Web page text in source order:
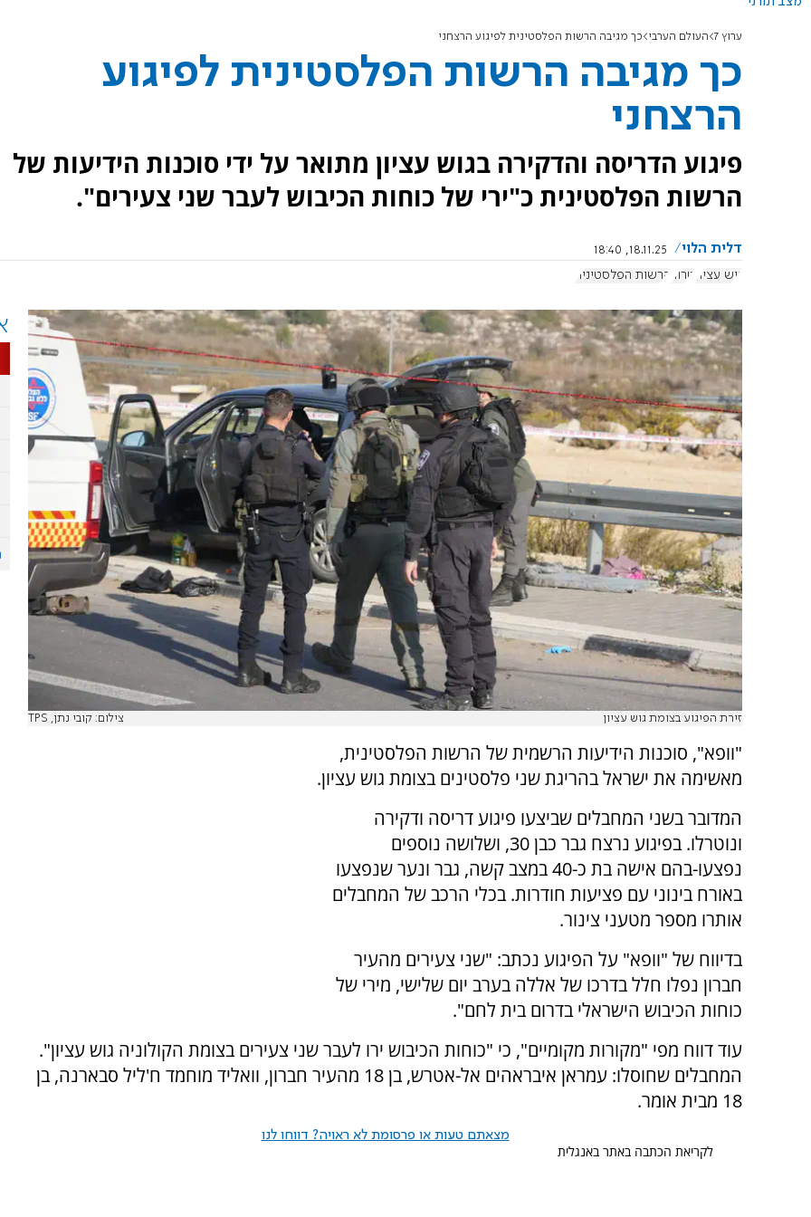
ערוץ 7 העולם הערבי כך מגיבה הרשות הפלסטינית לפיגוע הרצחני
כך מגיבה הרשות הפלסטינית לפיגוע
הרצחני
פיגוע הדריסה והדקירה בגוש עציון מתואר על ידי סוכנות הידיעות של
הרשות הפלסטינית כ"ירי של כוחות הכיבוש לעבר שני צעירים".
דלית הלוי
18.11.25, 18:40
גוש עציון
טרור הרשות הפלסטינית
זירת הפיגוע בצומת גוש עציון צילום: קובי נתן, TPS
"וופא", סוכנות הידיעות הרשמית של הרשות הפלסטינית,
מאשימה את ישראל בהריגת שני פלסטינים בצומת גוש עציון.
המדובר בשני המחבלים שביצעו פיגוע דריסה ודקירה
ונוטרלו. בפיגוע נרצח גבר כבן 30, ושלושה נוספים
נפצעו-בהם אישה בת כ-40 במצב קשה, גבר ונער שנפצעו
באורח בינוני עם פציעות חודרות. בכלי הרכב של המחבלים
אותרו מספר מטעני צינור.
בדיווח של "וופא" על הפיגוע נכתב: "שני צעירים מהעיר
חברון נפלו חלל בדרכו של אללה בערב יום שלישי, מירי של
כוחות הכיבוש הישראלי בדרום בית לחם".
עוד דווח מפי "מקורות מקומיים", כי "כוחות הכיבוש ירו לעבר שני צעירים בצומת הקולוניה גוש עציון".
המחבלים שחוסלו: עמראן איבראהים אל-אטרש, בן 18 מהעיר חברון, וואליד מוחמד ח'ליל סבארנה, בן
18 מבית אומר.
מצאתם טעות או פרסומת לא ראויה? דווחו לנו
לקריאת הכתבה באתר באנגלית